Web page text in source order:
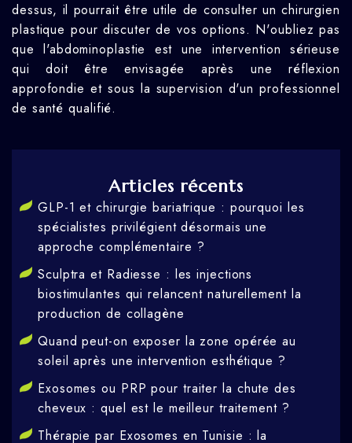
dessus, il pourrait être utile de consulter un chirurgien
plastique pour discuter de vos options. N'oubliez pas
que l'abdominoplastie est une intervention sérieuse
qui doit être envisagée après une réflexion
approfondie et sous la supervision d'un professionnel
de santé qualifié.
Articles récents
GLP-1 et chirurgie bariatrique : pourquoi les
spécialistes privilégient désormais une
approche complémentaire ?
Sculptra et Radiesse : les injections
biostimulantes qui relancent naturellement la
production de collagène
Quand peut-on exposer la zone opérée au
soleil après une intervention esthétique ?
Exosomes ou PRP pour traiter la chute des
cheveux : quel est le meilleur traitement ?
Thérapie par Exosomes en Tunisie : la